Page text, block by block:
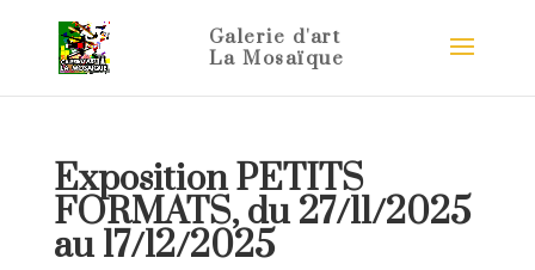
Exposition PETITS
FORMATS, du 27/11/2025
au 17/12/2025